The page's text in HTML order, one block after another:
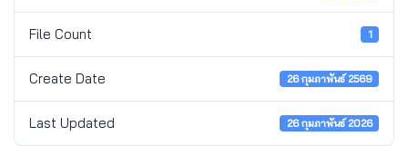
File Count 1
Create Date 26 กุมภาพันธ์ 2569
Last Updated 26 กุมภาพันธ์ 2026